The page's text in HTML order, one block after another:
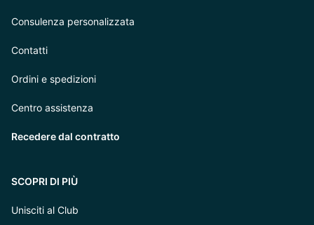
Consulenza personalizzata
Contatti
Ordini e spedizioni
Centro assistenza
Recedere dal contratto
SCOPRI DI PIÙ
Unisciti al Club